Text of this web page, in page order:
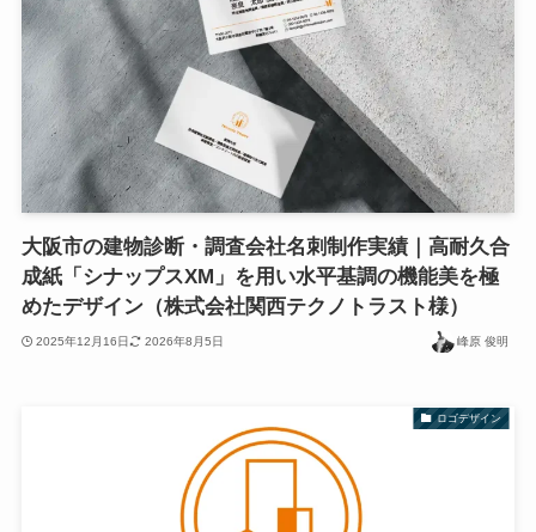
大阪市の建物診断・調査会社名刺制作実績｜高耐久合
成紙「シナップスXM」を用い水平基調の機能美を極
めたデザイン（株式会社関西テクノトラスト様）
2025年12月16日 2026年8月5日 峰原 俊明
ロゴデザイン